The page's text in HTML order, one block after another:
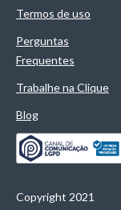
Termos de uso
Perguntas
Frequentes
Trabalhe na Clique
Blog
Copyright 2021